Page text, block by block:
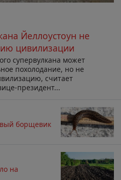
Йеллоустоун не
цивилизации
супервулкана может
похолодание, но не
считает
президент...
борщевик
на